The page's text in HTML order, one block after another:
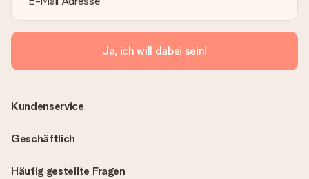
Ja, ich will dabei sein!
Häufig gestellte Fragen
Kundenservice
Geschäftlich